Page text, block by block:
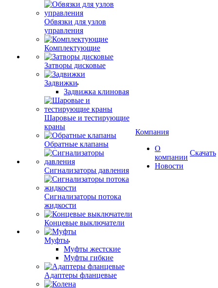
Обвязки для узлов
управления
Комплектующие
Затворы дисковые
Задвижки
Задвижка клиновая
Шаровые и тестирующие
краны
Обратные клапаны
Сигнализаторы давления
Сигнализаторы потока
жидкости
Концевые выключатели
Муфты
Муфты жестские
Муфты гибкие
Адаптеры фланцевые
Компания
О
компании
Новости
Скачать